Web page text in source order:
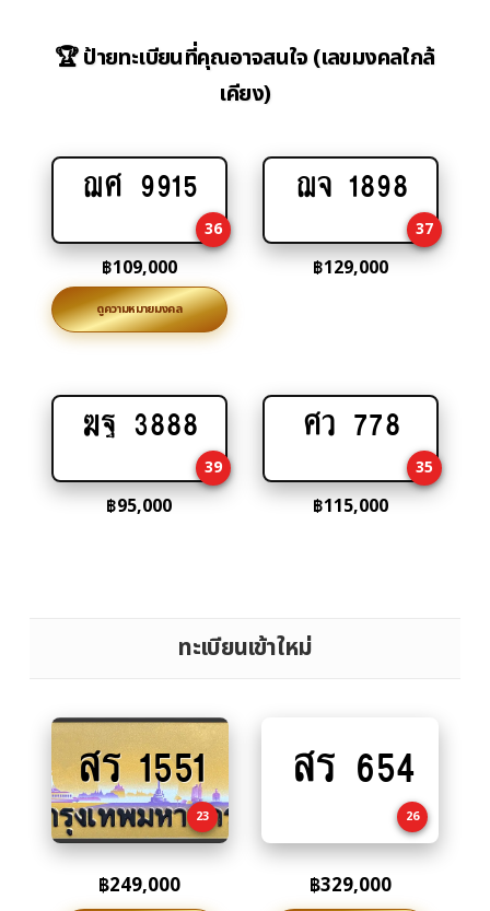
🏆 ป้ายทะเบียนที่คุณอาจสนใจ (เลขมงคลใกล้
เคียง)
Add
cart
ฌศ 9915
36
฿109,000
ดูความหมายมงคล
Add
cart
ฌจ 1898
37
฿129,000
Add
cart
ฆฐ 3888
39
฿95,000
Add
cart
ศว 778
35
฿115,000
ทะเบียนเข้าใหม่
Add
to
cart
สร 1551
23
฿249,000
to
สร 654
26
฿329,000